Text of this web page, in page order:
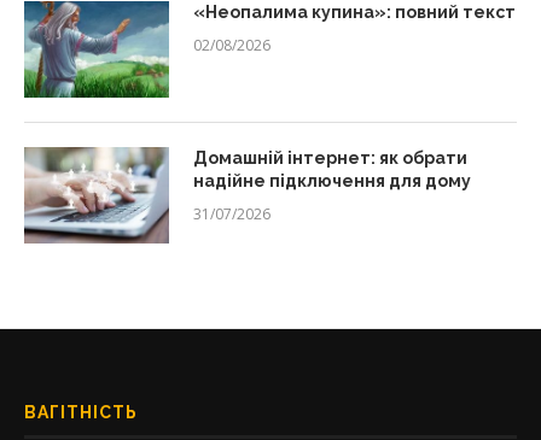
«Неопалима купина»: повний текст
02/08/2026
Домашній інтернет: як обрати
надійне підключення для дому
31/07/2026
ВАГІТНІСТЬ